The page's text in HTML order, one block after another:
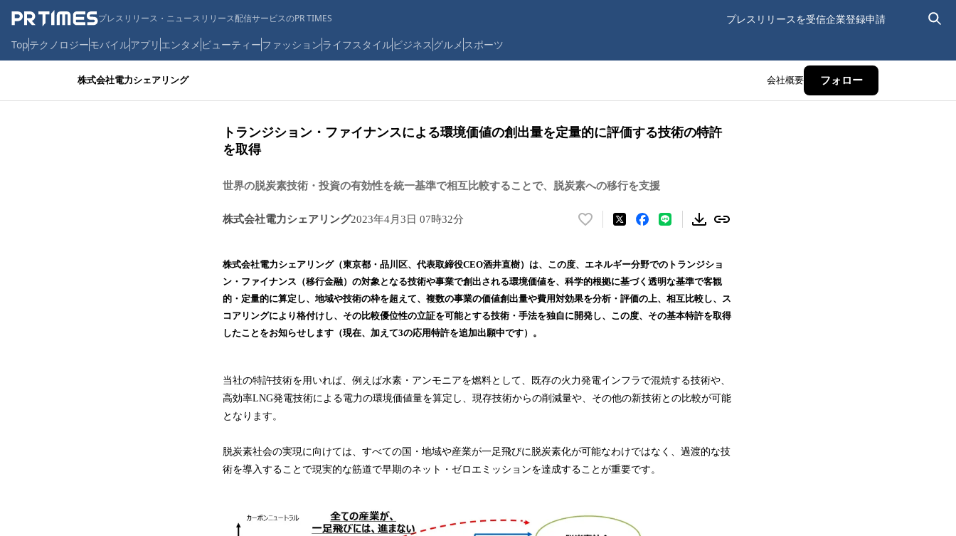
プレスリリース・ニュースリリース配信サービスのPR TIMES プレスリリースを受信企業登録申請
Topテクノロジーモバイルアプリ エンタメ ビューティーファッションライフスタイルビジネス グルメ スポーツ
株式会社電力シェアリング 会社概要 フォロー
トランジション・ファイナンスによる環境価値の創出量を定量的に評価する技術の特許
を取得
世界の脱炭素技術・投資の有効性を統一基準で相互比較することで、脱炭素への移行を支援
株式会社電力シェアリング2023年4月3日 07時32分
い
！
数
を
読
中
す
株式会社電力シェアリング（東京都・品川区、代表取締役CEO酒井直樹）は、この度、エネルギー分野でのトランジショ
ン・ファイナンス（移行金融）の対象となる技術や事業で創出される環境価値を、科学的根拠に基づく透明な基準で客観
的・定量的に算定し、地域や技術の枠を超えて、複数の事業の価値創出量や費用対効果を分析・評価の上、相互比較し、ス
コアリングにより格付けし、その比較優位性の立証を可能とする技術・手法を独自に開発し、この度、その基本特許を取得
したことをお知らせします（現在、加えて3の応用特許を追加出願中です）。
当社の特許技術を用いれば、例えば水素・アンモニアを燃料として、既存の火力発電インフラで混焼する技術や、
高効率LNG発電技術による電力の環境価値量を算定し、現存技術からの削減量や、その他の新技術との比較が可能
となります。
脱炭素社会の実現に向けては、すべての国・地域や産業が一足飛びに脱炭素化が可能なわけではなく、過渡的な技
術を導入することで現実的な筋道で早期のネット・ゼロエミッションを達成することが重要です。